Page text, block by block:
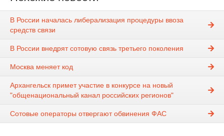
В России началась либерализация процедуры ввоза
средств связи
В России внедрят сотовую связь третьего поколения
Москва меняет код
Архангельск примет участие в конкурсе на новый
"общенациональный канал российских регионов"
Сотовые операторы отвергают обвинения ФАС